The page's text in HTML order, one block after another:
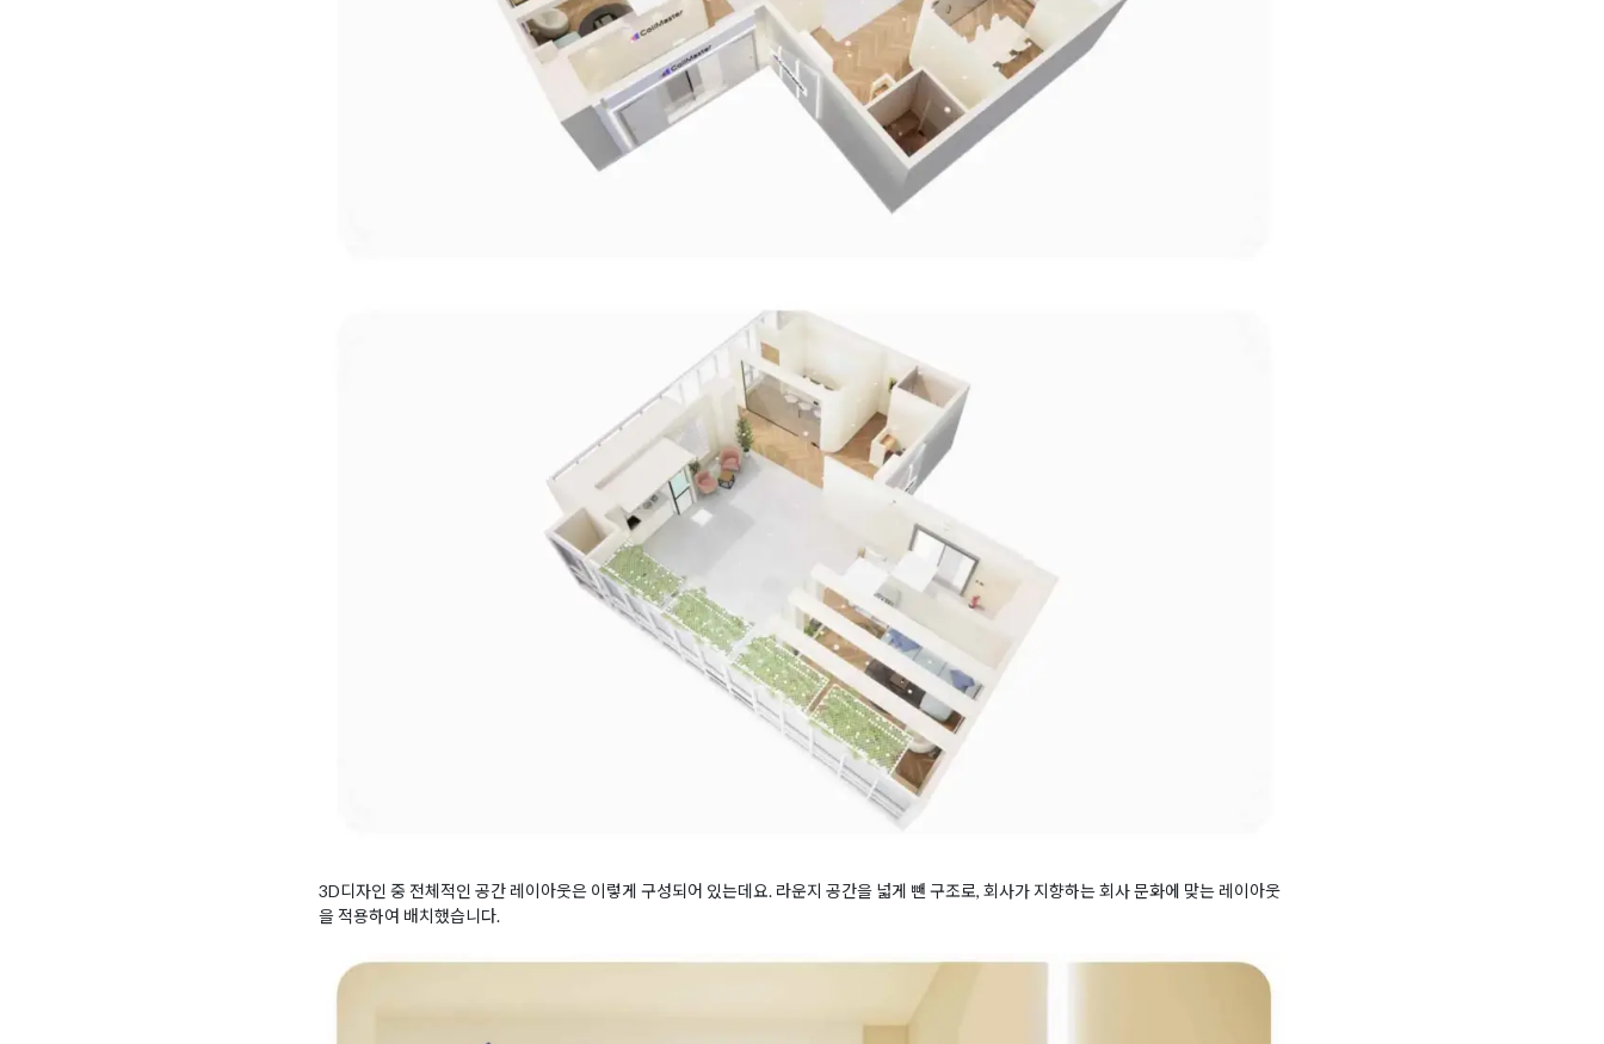
3D디자인 중 전체적인 공간 레이아웃은 이렇게 구성되어 있는데요. 라운지 공간을 넓게 뺀 구조로, 회사가 지향하는 회사 문화에 맞는 레이아웃
을 적용하여 배치했습니다.